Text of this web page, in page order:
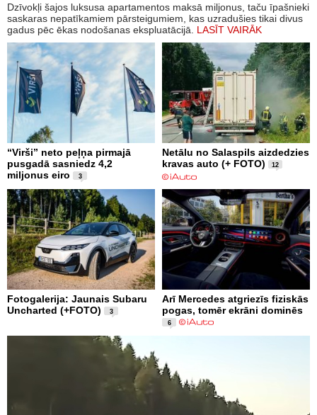
Dzīvokļi šajos luksusa apartamentos maksā miljonus, taču īpašnieki
saskaras nepatīkamiem pārsteigumiem, kas uzradušies tikai divus
gadus pēc ēkas nodošanas ekspluatācijā. LASĪT VAIRĀK
“Virši” neto peļņa pirmajā
pusgadā sasniedz 4,2
miljonus eiro
3
Netālu no Salaspils aizdedzies
kravas auto (+ FOTO)
12
Fotogalerija: Jaunais Subaru
Uncharted (+FOTO)
3
Arī Mercedes atgriezīs fiziskās
pogas, tomēr ekrāni dominēs
6